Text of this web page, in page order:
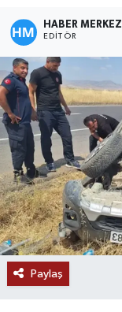
HABER MERKEZİ
EDITÖR
Paylaş